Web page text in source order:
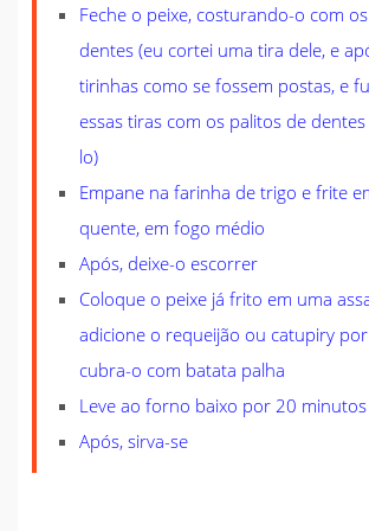
Feche o peixe, costurando-o com
dentes (eu cortei uma tira dele, e
tirinhas como se fossem postas, e
essas tiras com os palitos de
lo)
Empane na farinha de trigo e frite
quente, em fogo médio
Após, deixe-o escorrer
Coloque o peixe já frito em uma
adicione o requeijão ou catupiry
cubra-o com batata palha
Leve ao forno baixo por 20 minutos
Após, sirva-se